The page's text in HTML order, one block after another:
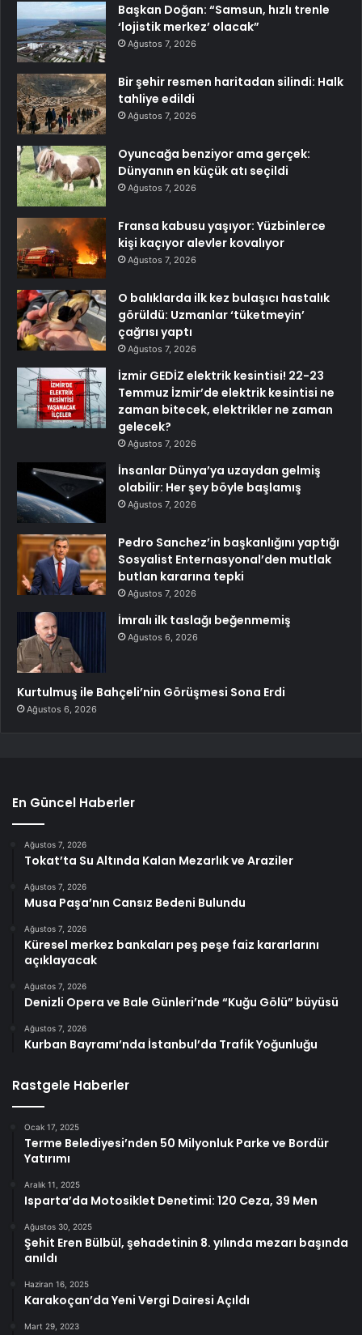
Başkan Doğan: “Samsun, hızlı trenle
‘lojistik merkez’ olacak”
Ağustos 7, 2026
Bir şehir resmen haritadan silindi: Halk
tahliye edildi
Ağustos 7, 2026
Oyuncağa benziyor ama gerçek:
Dünyanın en küçük atı seçildi
Ağustos 7, 2026
Fransa kabusu yaşıyor: Yüzbinlerce
kişi kaçıyor alevler kovalıyor
Ağustos 7, 2026
O balıklarda ilk kez bulaşıcı hastalık
görüldü: Uzmanlar ‘tüketmeyin’
çağrısı yaptı
Ağustos 7, 2026
İzmir GEDİZ elektrik kesintisi! 22-23
Temmuz İzmir’de elektrik kesintisi ne
zaman bitecek, elektrikler ne zaman
gelecek?
Ağustos 7, 2026
İnsanlar Dünya’ya uzaydan gelmiş
olabilir: Her şey böyle başlamış
Ağustos 7, 2026
Pedro Sanchez’in başkanlığını yaptığı
Sosyalist Enternasyonal’den mutlak
butlan kararına tepki
Ağustos 7, 2026
İmralı ilk taslağı beğenmemiş
Ağustos 6, 2026
Kurtulmuş ile Bahçeli’nin Görüşmesi Sona Erdi
Ağustos 6, 2026
En Güncel Haberler
Ağustos 7, 2026
Tokat’ta Su Altında Kalan Mezarlık ve Araziler
Ağustos 7, 2026
Musa Paşa’nın Cansız Bedeni Bulundu
Ağustos 7, 2026
Küresel merkez bankaları peş peşe faiz kararlarını
açıklayacak
Ağustos 7, 2026
Denizli Opera ve Bale Günleri’nde “Kuğu Gölü” büyüsü
Ağustos 7, 2026
Kurban Bayramı’nda İstanbul’da Trafik Yoğunluğu
Rastgele Haberler
Ocak 17, 2025
Terme Belediyesi’nden 50 Milyonluk Parke ve Bordür
Yatırımı
Aralık 11, 2025
Isparta’da Motosiklet Denetimi: 120 Ceza, 39 Men
Ağustos 30, 2025
Şehit Eren Bülbül, şehadetinin 8. yılında mezarı başında
anıldı
Haziran 16, 2025
Karakoçan’da Yeni Vergi Dairesi Açıldı
Mart 29, 2023